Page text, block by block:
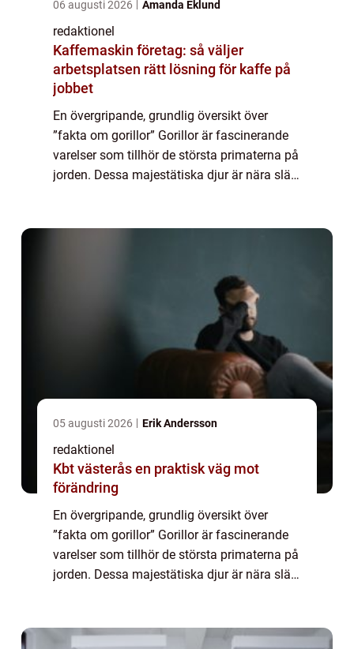
06 augusti 2026 Amanda Eklund
redaktionel
Kaffemaskin företag: så väljer
arbetsplatsen rätt lösning för kaffe på
jobbet
En övergripande, grundlig översikt över
”fakta om gorillor” Gorillor är fascinerande
varelser som tillhör de största primaterna på
jorden. Dessa majestätiska djur är nära släkt
05 augusti 2026 Erik Andersson
redaktionel
Kbt västerås en praktisk väg mot
förändring
En övergripande, grundlig översikt över
”fakta om gorillor” Gorillor är fascinerande
varelser som tillhör de största primaterna på
jorden. Dessa majestätiska djur är nära släkt